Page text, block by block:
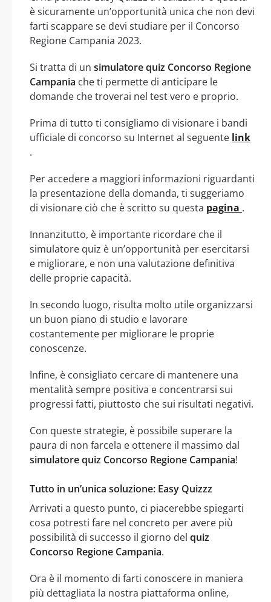
è sicuramente un’opportunità unica che non devi
farti scappare se devi studiare per il Concorso
Regione Campania 2023.
Si tratta di un simulatore quiz Concorso Regione
Campania che ti permette di anticipare le
domande che troverai nel test vero e proprio.
Prima di tutto ti consigliamo di visionare i bandi
ufficiale di concorso su Internet al seguente link
.
Per accedere a maggiori informazioni riguardanti
la presentazione della domanda, ti suggeriamo
di visionare ciò che è scritto su questa pagina .
Innanzitutto, è importante ricordare che il
simulatore quiz è un’opportunità per esercitarsi
e migliorare, e non una valutazione definitiva
delle proprie capacità.
In secondo luogo, risulta molto utile organizzarsi
un buon piano di studio e lavorare
costantemente per migliorare le proprie
conoscenze.
Infine, è consigliato cercare di mantenere una
mentalità sempre positiva e concentrarsi sui
progressi fatti, piuttosto che sui risultati negativi.
Con queste strategie, è possibile superare la
paura di non farcela e ottenere il massimo dal
simulatore quiz Concorso Regione Campania!
Tutto in un’unica soluzione: Easy Quizzz
Arrivati a questo punto, ci piacerebbe spiegarti
cosa potresti fare nel concreto per avere più
possibilità di successo il giorno del quiz
Concorso Regione Campania.
Ora è il momento di farti conoscere in maniera
più dettagliata la nostra piattaforma online,